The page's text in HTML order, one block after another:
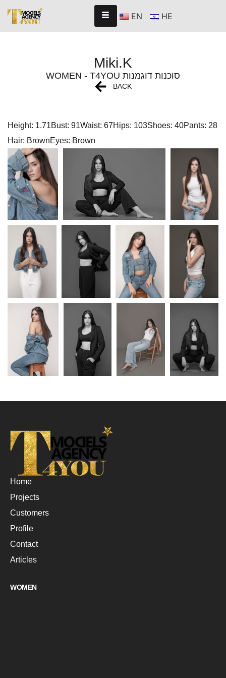
EN HE
Miki.K
WOMEN - T4YOU סוכנות דוגמנות
BACK
Height: 1.71Bust: 91Waist: 67Hips: 103Shoes: 40Pants: 28
Hair: BrownEyes: Brown
Home
Projects
Customers
Profile
Contact
Articles
WOMEN